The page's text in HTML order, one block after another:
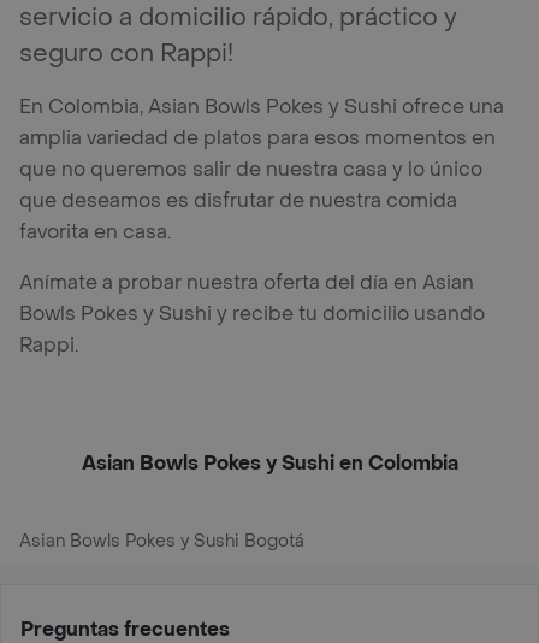
servicio a domicilio rápido, práctico y
seguro con Rappi!
En Colombia, Asian Bowls Pokes y Sushi ofrece una
amplia variedad de platos para esos momentos en
que no queremos salir de nuestra casa y lo único
que deseamos es disfrutar de nuestra comida
favorita en casa.
Anímate a probar nuestra oferta del día en Asian
Bowls Pokes y Sushi y recibe tu domicilio usando
Rappi.
Asian Bowls Pokes y Sushi en Colombia
Asian Bowls Pokes y Sushi Bogotá
Preguntas frecuentes